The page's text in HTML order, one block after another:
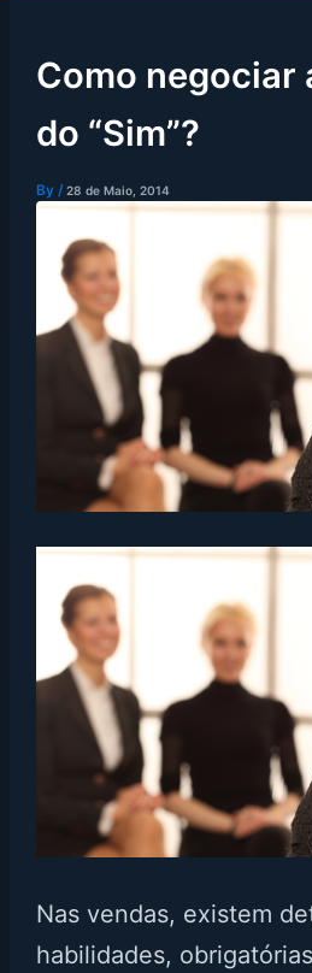
Como negociar
do “Sim”?
By/28 de Maio, 2014
Nas vendas, existem
habilidades,